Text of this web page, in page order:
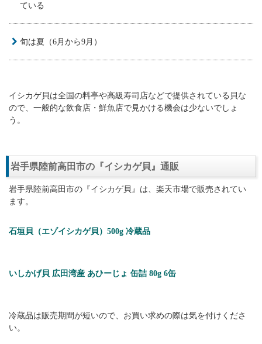
ている
旬は夏（6月から9月）
イシカゲ貝は全国の料亭や高級寿司店などで提供されている貝な
ので、一般的な飲食店・鮮魚店で見かける機会は少ないでしょ
う。
岩手県陸前高田市の『イシカゲ貝』通販
岩手県陸前高田市の『イシカゲ貝』は、楽天市場で販売されてい
ます。
石垣貝（エゾイシカゲ貝）500g 冷蔵品
いしかげ貝 広田湾産 あひーじょ 缶詰 80g 6缶
冷蔵品は販売期間が短いので、お買い求めの際は気を付けくださ
い。